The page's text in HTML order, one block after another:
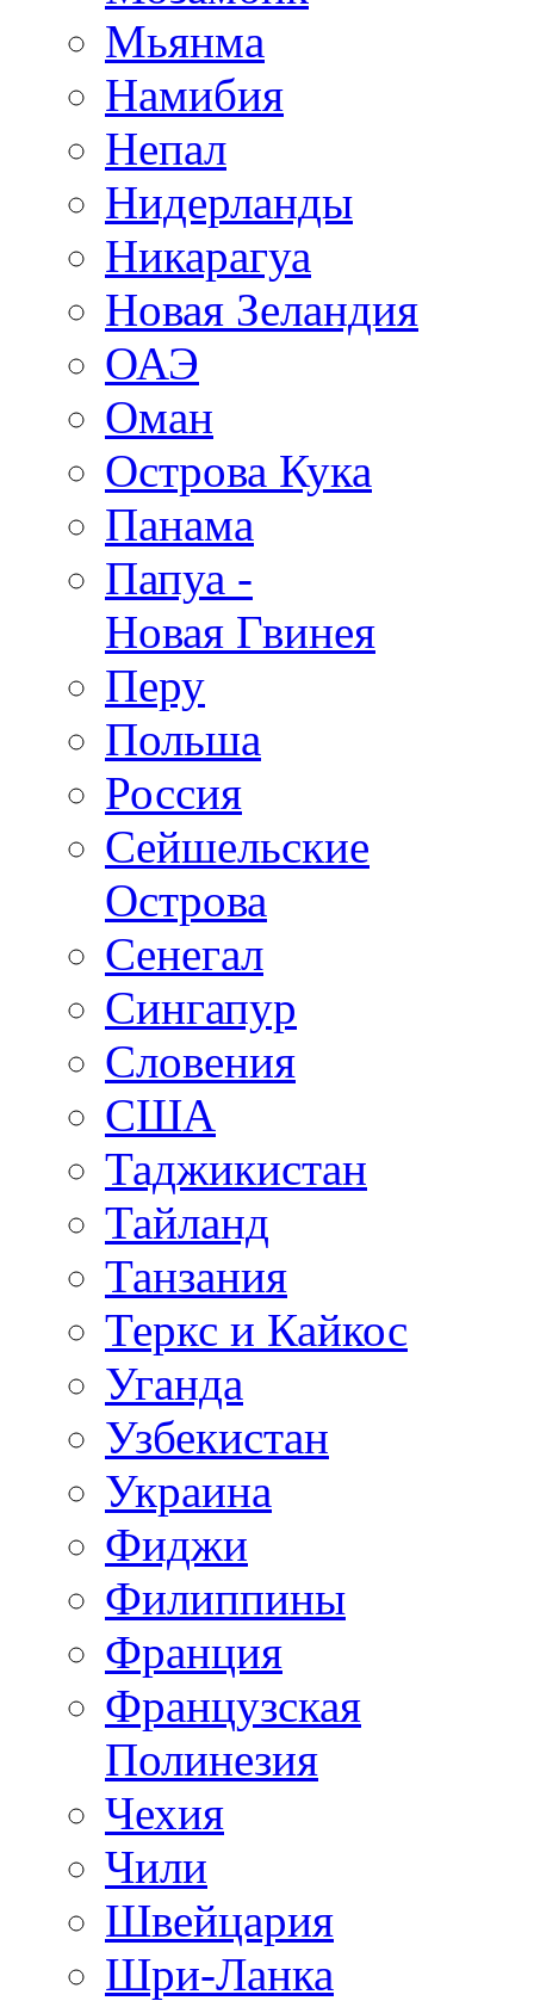
Мьянма
Намибия
Непал
Нидерланды
Никарагуа
Новая Зеландия
ОАЭ
Оман
Острова Кука
Панама
Папуа -
Новая Гвинея
Перу
Польша
Россия
Сейшельские
Острова
Сенегал
Сингапур
Словения
США
Таджикистан
Тайланд
Танзания
Теркс и Кайкос
Уганда
Узбекистан
Украина
Фиджи
Филиппины
Франция
Французская
Полинезия
Чехия
Чили
Швейцария
Шри-Ланка